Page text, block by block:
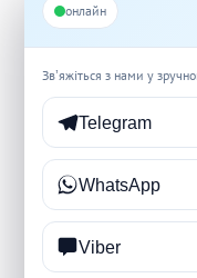
онлайн
Зв’яжіться з нами у
Telegram
WhatsApp
Viber